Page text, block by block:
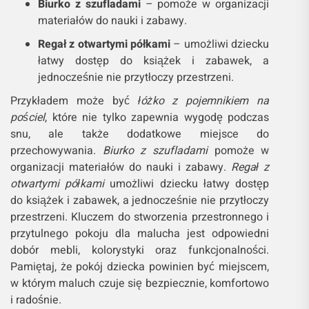
Biurko z szufladami– pomoże w organizacji
materiałów do nauki i zabawy.
Regał z otwartymi półkami – umożliwi dziecku
łatwy dostęp do książek i zabawek, a
jednocześnie nie przytłoczy przestrzeni.
Przykładem może być łóżko z pojemnikiem na
pościel, które nie tylko zapewnia wygodę podczas
snu, ale także dodatkowe miejsce do
przechowywania. Biurko z szufladamipomoże w
organizacji materiałów do nauki i zabawy. Regał z
otwartymi półkamiumożliwi dziecku łatwy dostęp
do książek i zabawek, a jednocześnie nie przytłoczy
przestrzeni. Kluczem do stworzenia przestronnego i
przytulnego pokoju dla malucha jest odpowiedni
dobór mebli, kolorystyki oraz funkcjonalności.
Pamiętaj, że pokój dziecka powinien być miejscem,
w którym maluch czuje się bezpiecznie, komfortowo
i radośnie.